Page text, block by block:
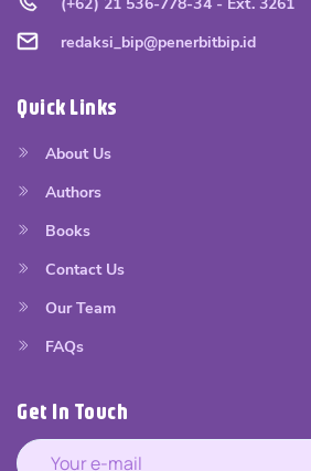
redaksi_bip@penerbitbip.id
Quick Links
About Us
Authors
Books
Contact Us
Our Team
FAQs
Get In Touch